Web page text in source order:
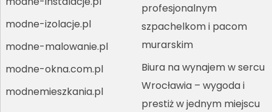
modne-izolacje.pl
modne-malowanie.pl
modne-okna.com.pl
modnemieszkania.pl
profesjonalnym
szpachelkom i pacom
murarskim
Biura na wynajem w sercu
Wrocławia – wygoda i
prestiż w jednym miejscu